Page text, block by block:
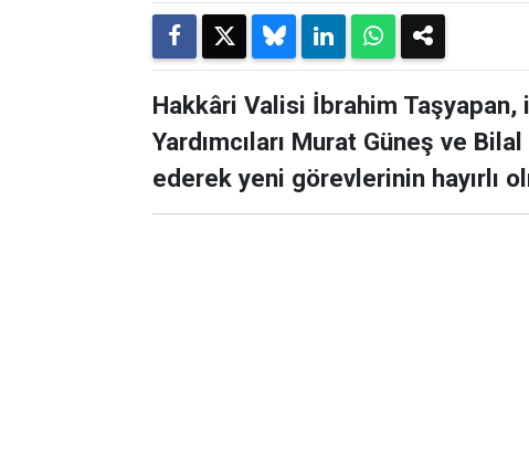
Hakkâri Valisi İbrahim
Yardımcıları Murat Güneş ve
ederek yeni görevlerinin hayırlı